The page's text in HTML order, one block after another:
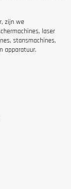
zijn we
laser
stansmachines,
apparatuur.